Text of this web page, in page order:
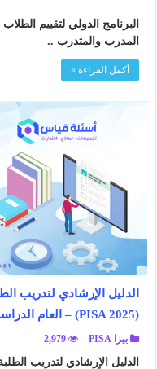
المدرب والمتدرب ..
أكمل القراءة »
الدليل الإرشادي لتدريب
(PISA 2025) – العام الدراسي 1446هـ
بيزا PISA 2,979